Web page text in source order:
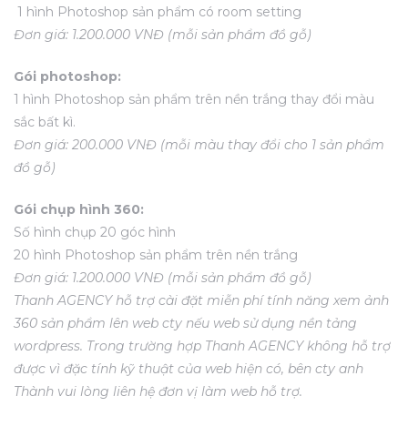
1 hình Photoshop sản phẩm có room setting
Đơn giá: 1.200.000 VNĐ (mỗi sản phẩm đồ gỗ)
Gói photoshop:
1 hình Photoshop sản phẩm trên nền trắng thay đổi màu
sắc bất kì.
Đơn giá: 200.000 VNĐ (mỗi màu thay đổi cho 1 sản phẩm
đồ gỗ)
Gói chụp hình 360:
Số hình chụp 20 góc hình
20 hình Photoshop sản phẩm trên nền trắng
Đơn giá: 1.200.000 VNĐ (mỗi sản phẩm đồ gỗ)
Thanh AGENCY hỗ trợ cài đặt miễn phí tính năng xem ảnh
360 sản phẩm lên web cty nếu web sử dụng nền tảng
wordpress. Trong trường hợp Thanh AGENCY không hỗ trợ
được vì đặc tính kỹ thuật của web hiện có, bên cty anh
Thành vui lòng liên hệ đơn vị làm web hỗ trợ.
Lộc
Lộc